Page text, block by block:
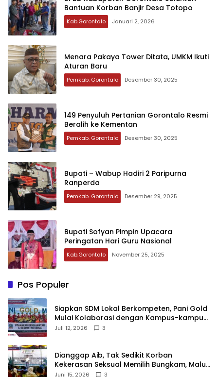
Bantuan Korban Banjir Desa Totopo
Kab.Gorontalo Januari 2, 2026
Menara Pakaya Tower Ditata, UMKM Ikuti
Aturan Baru
Pemkab. Gorontalo Desember 30, 2025
149 Penyuluh Pertanian Gorontalo Resmi
Beralih ke Kementan
Pemkab. Gorontalo Desember 30, 2025
Bupati – Wabup Hadiri 2 Paripurna
Ranperda
Pemkab. Gorontalo Desember 29, 2025
Bupati Sofyan Pimpin Upacara
Peringatan Hari Guru Nasional
Kab.Gorontalo November 25, 2025
Pos Populer
‎Siapkan SDM Lokal Berkompeten, Pani Gold
Mulai Kolaborasi dengan Kampus-kampus
di Gorontalo
Juli 12, 2026 3
‎Dianggap Aib, Tak Sedikit Korban
Kekerasan Seksual Memilih Bungkam, Malu
untuk Melapor!‎
Juni 15, 2026 3